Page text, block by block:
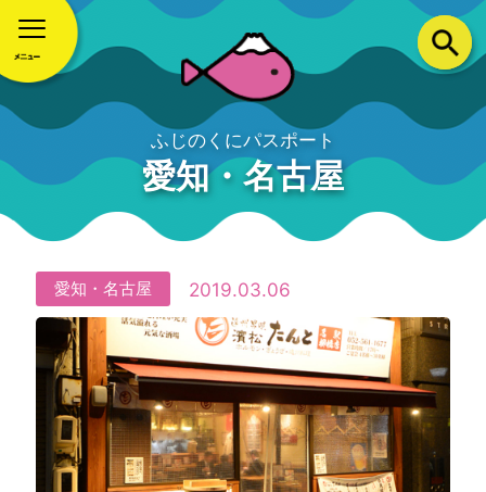
ふじのくにパスポート
愛知・名古屋
愛知・名古屋 2019.03.06